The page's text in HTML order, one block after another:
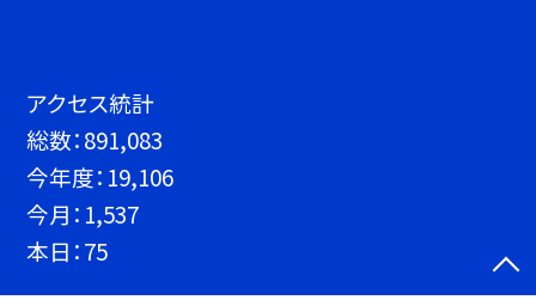
アクセス統計
総数：891,083
今年度： 19,106
今月： 1,537
本日：75